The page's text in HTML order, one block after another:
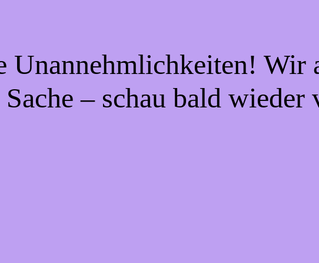
Unannehmlichkeiten! Wir
– schau bald wieder